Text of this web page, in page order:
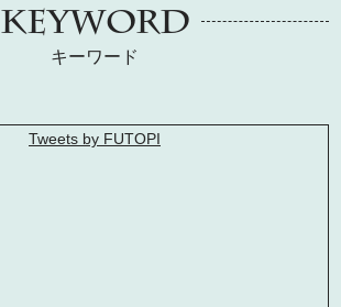
KEYWORD
キーワード
Tweets by FUTOPI